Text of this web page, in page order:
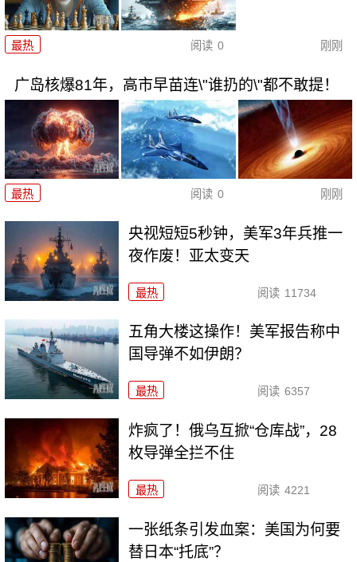
最热 阅读 0 刚刚
广岛核爆81年，高市早苗连\"谁扔的\"都不敢提！
最热 阅读 0 刚刚
央视短短5秒钟，美军3年兵推一
夜作废！亚太变天
最热 阅读 11734
五角大楼这操作！美军报告称中
国导弹不如伊朗？
最热 阅读 6357
炸疯了！俄乌互掀“仓库战”，28
枚导弹全拦不住
最热 阅读 4221
一张纸条引发血案：美国为何要
替日本“托底”？